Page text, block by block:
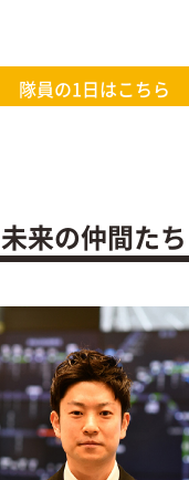
隊員の1日はこちら
未来の仲間たち